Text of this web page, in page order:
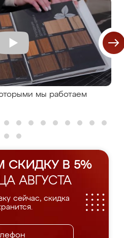
мы работаем
СКИДКУ В 5%
АВГУСТА
сейчас, скидка